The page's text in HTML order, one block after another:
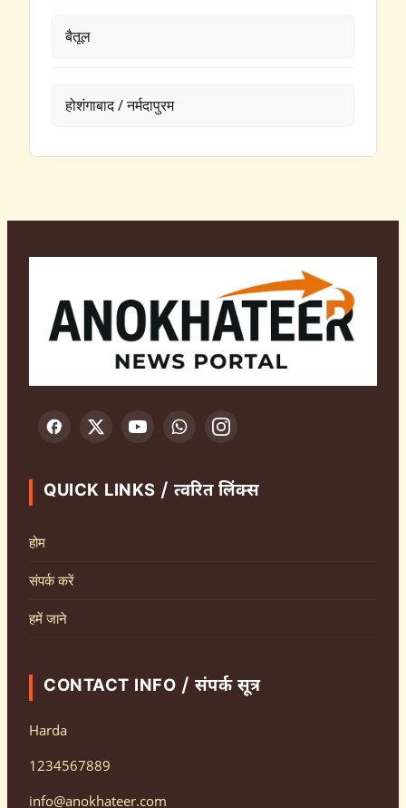
बैतूल
होशंगाबाद / नर्मदापुरम
QUICK LINKS / त्वरित लिंक्स
होम
संपर्क करें
हमें जाने
CONTACT INFO / संपर्क सूत्र
Harda
1234567889
info@anokhateer.com